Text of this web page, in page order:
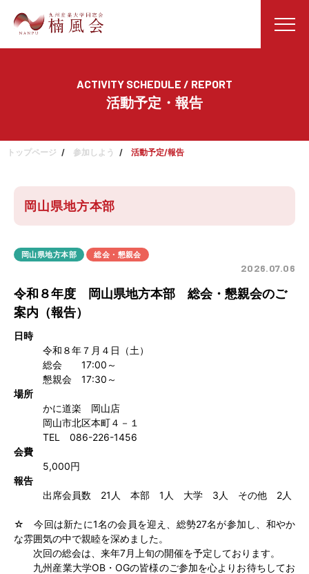
ACTIVITY SCHEDULE / REPORT
活動予定・報告
トップページ 参加しよう 活動予定/報告
岡山県地方本部
岡山県地方本部 総会・懇親会
2026.07.06
令和８年度 岡山県地方本部 総会・懇親会のご
案内（報告）
日時
令和８年７月４日（土）
総会 17:00～
懇親会 17:30～
場所
かに道楽 岡山店
岡山市北区本町４－１
TEL 086-226-1456
会費
5,000円
報告
出席会員数 21人 本部 1人 大学 3人 その他 2人
☆ 今回は新たに1名の会員を迎え、総勢27名が参加し、和やか
な雰囲気の中で親睦を深めました。
次回の総会は、来年7月上旬の開催を予定しております。
九州産業大学OB・OGの皆様のご参加を心よりお待ちしてお